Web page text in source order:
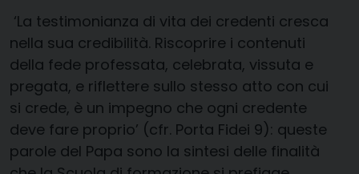
‘La testimonianza di vita dei credenti cresca
nella sua credibilità. Riscoprire i contenuti
della fede professata, celebrata, vissuta e
pregata, e riflettere sullo stesso atto con cui
si crede, è un impegno che ogni credente
deve fare proprio’ (cfr. Porta Fidei 9): queste
parole del Papa sono la sintesi delle finalità